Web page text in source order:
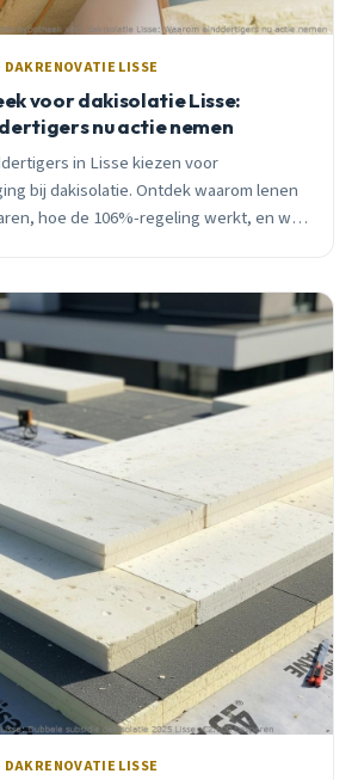
DAKRENOVATIE LISSE
voor dakisolatie Lisse:
nu actie nemen
in Lisse kiezen voor
bij dakisolatie. Ontdek waarom lenen
hoe de 106%-regeling werkt, en wat
DAKRENOVATIE LISSE